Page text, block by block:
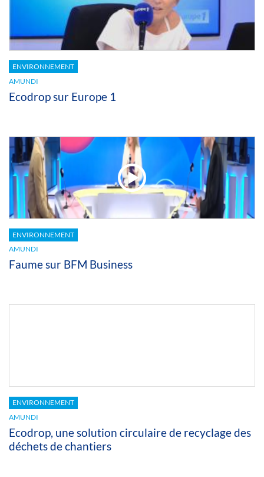
ENVIRONNEMENT
AMUNDI
Ecodrop sur Europe 1
ENVIRONNEMENT
AMUNDI
Faume sur BFM Business
ENVIRONNEMENT
AMUNDI
Ecodrop, une solution circulaire de recyclage des
déchets de chantiers